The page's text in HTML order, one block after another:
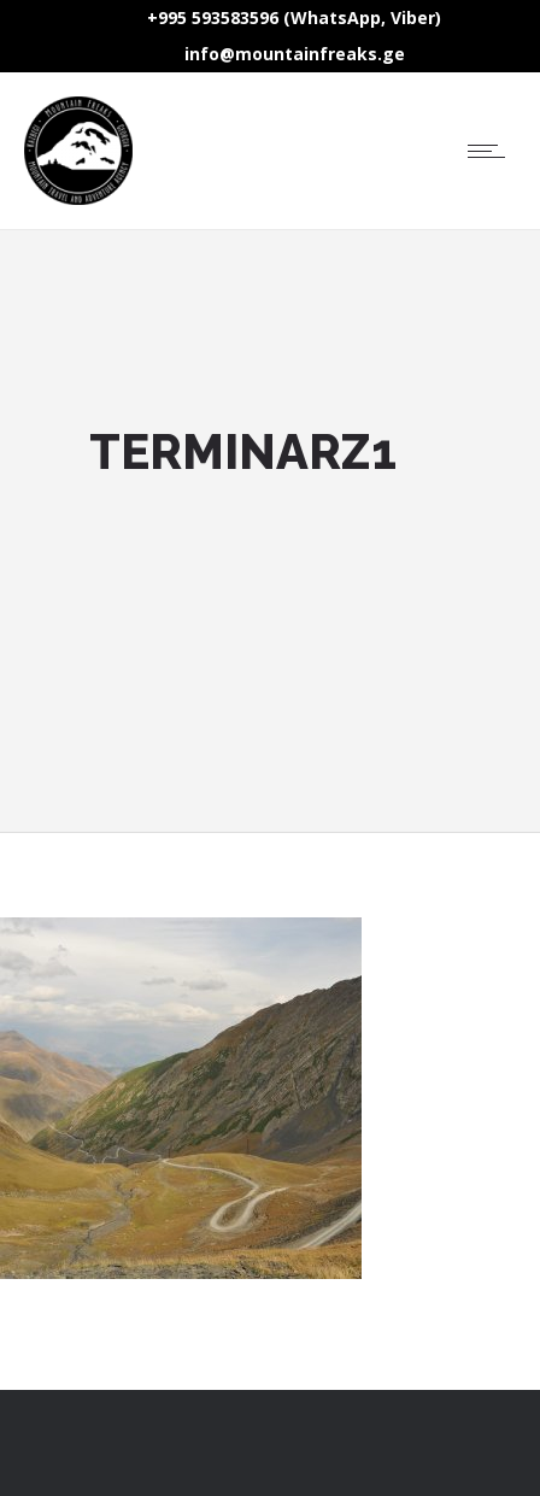
+995 593583596 (WhatsApp, Viber)
info@mountainfreaks.ge
TERMINARZ1